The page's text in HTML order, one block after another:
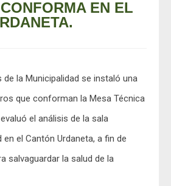
EN EL
de la Municipalidad se instaló una
que conforman la Mesa Técnica
el análisis de la sala
el Cantón Urdaneta, a fin de
salvaguardar la salud de la